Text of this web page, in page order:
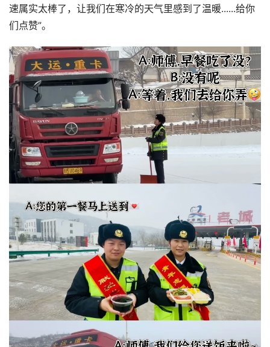
速属实太棒了，让我们在寒冷的天气里感到了温暖......给你
们点赞”。